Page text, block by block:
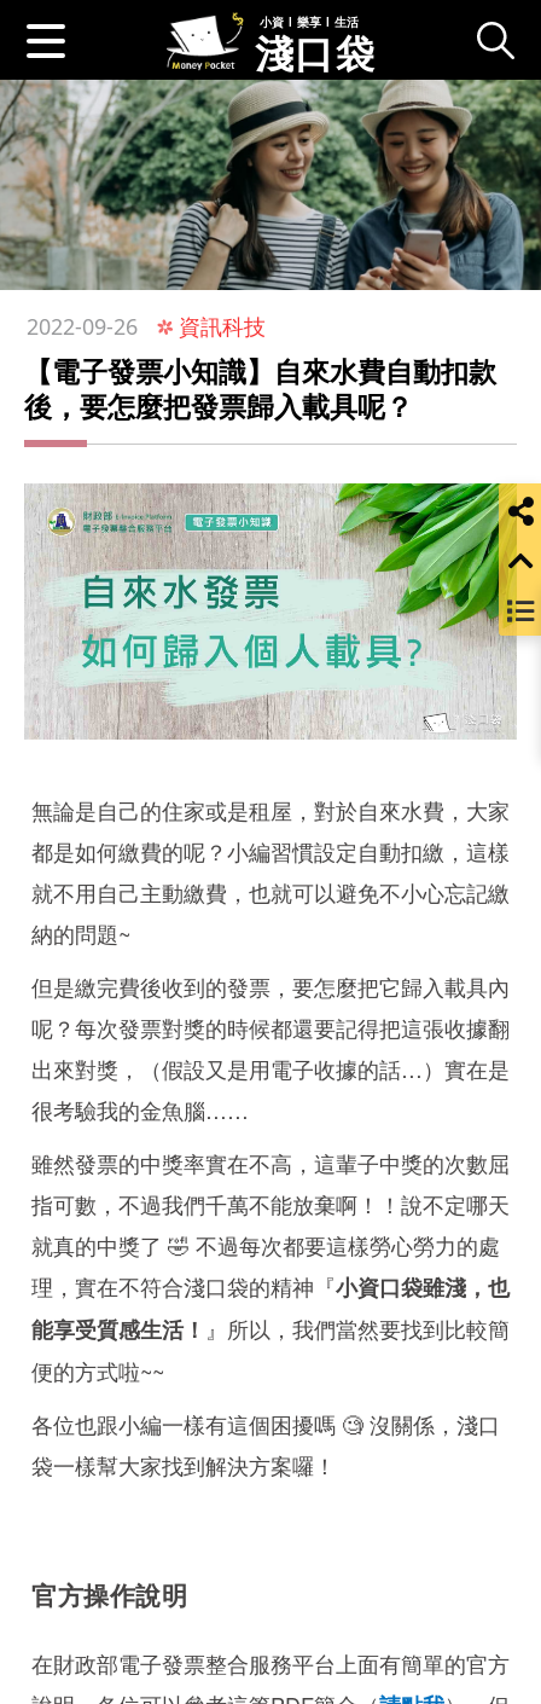
小資 l 樂享 l 生活
淺口袋
2022-09-26 資訊科技
【電子發票小知識】自來水費自動扣款
後，要怎麼把發票歸入載具呢？
無論是自己的住家或是租屋，對於自來水費，大家
都是如何繳費的呢？小編習慣設定自動扣繳，這樣
就不用自己主動繳費，也就可以避免不小心忘記繳
納的問題~
但是繳完費後收到的發票，要怎麼把它歸入載具內
呢？每次發票對獎的時候都還要記得把這張收據翻
出來對獎，（假設又是用電子收據的話…）實在是
很考驗我的金魚腦……
雖然發票的中獎率實在不高，這輩子中獎的次數屈
指可數，不過我們千萬不能放棄啊！！說不定哪天
就真的中獎了 🤣 不過每次都要這樣勞心勞力的處
理，實在不符合淺口袋的精神『小資口袋雖淺，也
能享受質感生活！ 』所以，我們當然要找到比較簡
便的方式啦~~
各位也跟小編一樣有這個困擾嗎 🧐 沒關係，淺口
袋一樣幫大家找到解決方案囉！
官方操作說明
在財政部電子發票整合服務平台上面有簡單的官方